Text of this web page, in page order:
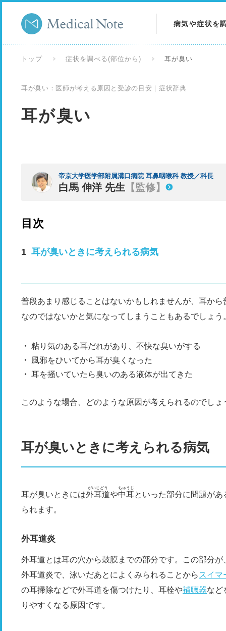
病気や症状を
トップ 症状を調べる(部位から) 耳が臭い
耳が臭い：医師が考える原因と受診の目安｜症状辞典
耳が臭い
帝京大学医学部附属溝口病院 耳鼻咽喉科 教授／科長
白馬 伸洋 先生 【監修】
目次
耳が臭いときに考えられる病気
普段あまり感じることはないかもしれませんが、耳か
なのではないかと気になってしまうこともあるでしょう
粘り気のある耳だれがあり、不快な臭いがする
風邪をひいてから耳が臭くなった
耳を掻いていたら臭いのある液体が出てきた
このような場合、どのような原因が考えられるのでしょ
耳が臭いときに考えられる病気
耳が臭いときには外耳道
がいじどう
や中耳
ちゅうじ
といった部分に問題が
られます。
外耳道炎
外耳道とは耳の穴から鼓膜までの部分です。この部分
外耳道炎で、泳いだあとによくみられることから スイマ
の耳掃除などで外耳道を傷つけたり、耳栓や補聴器など
りやすくなる原因です。